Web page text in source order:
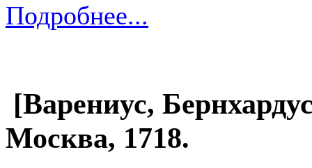
Подробнее...
[Варениус,
Москва, 1718.